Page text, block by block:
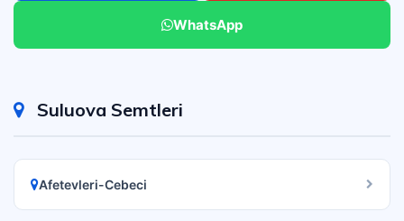
WhatsApp
Suluova Semtleri
Afetevleri-Cebeci